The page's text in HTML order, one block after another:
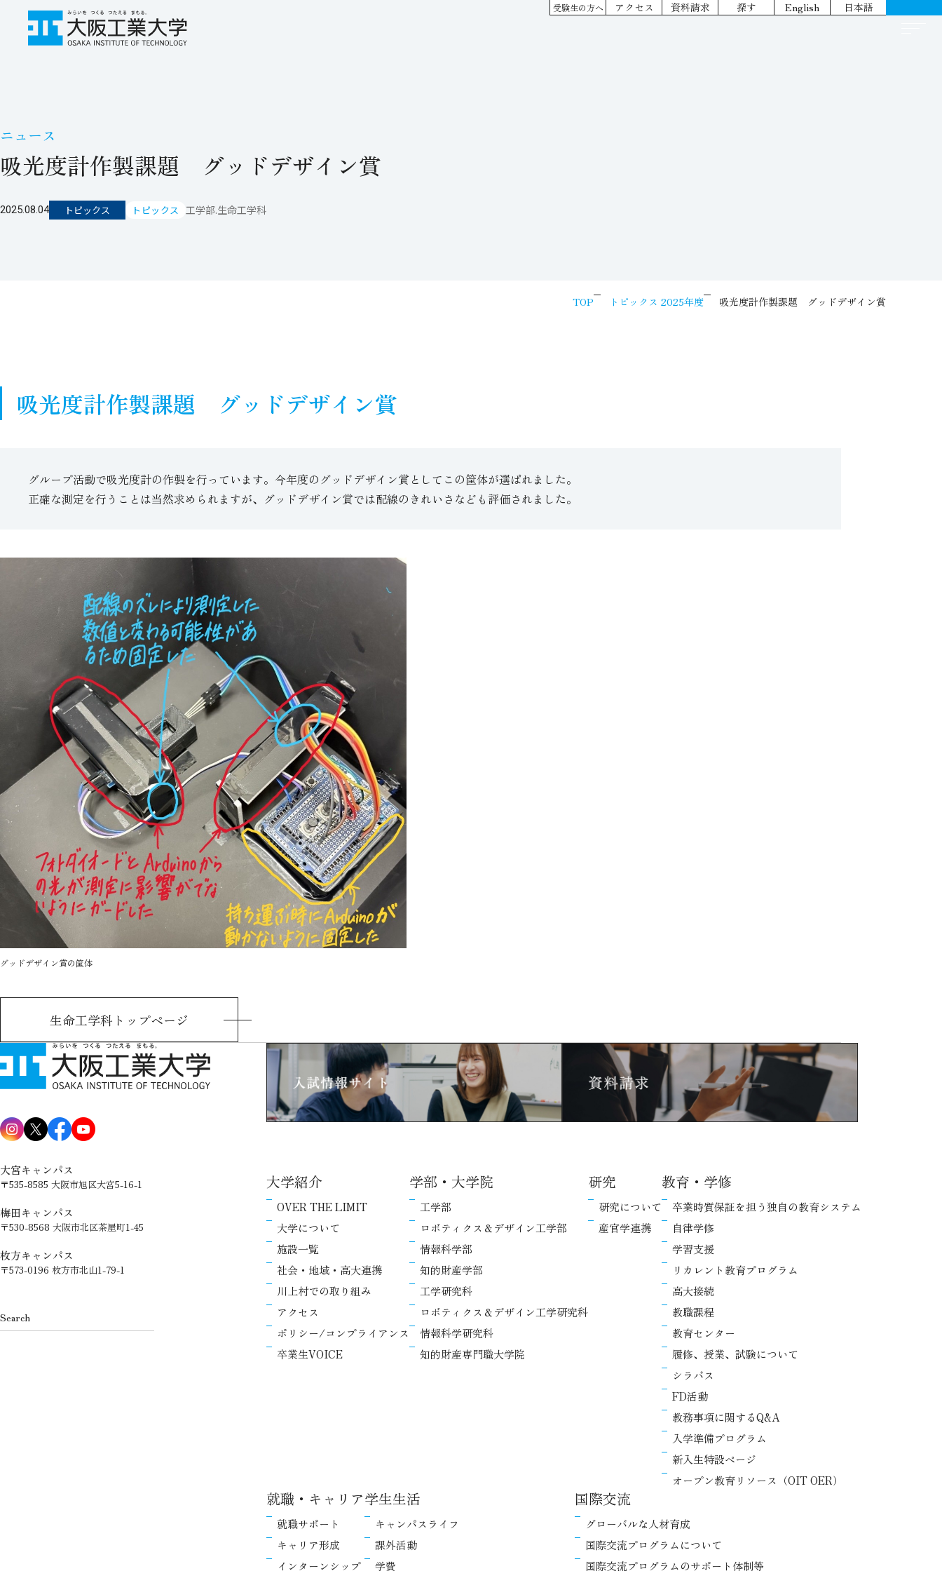
受験生の方へ アクセス 資料請求 探す English 日本語
ニュース
吸光度計作製課題 グッドデザイン賞
2025.08.04 トピックス トピックス 工学部.生命工学科
TOP トピックス 2025年度 吸光度計作製課題 グッドデザイン賞
吸光度計作製課題 グッドデザイン賞
グループ活動で吸光度計の作製を行っています。今年度のグッドデザイン賞としてこの筐体が選ばれました。
正確な測定を行うことは当然求められますが、グッドデザイン賞では配線のきれいさなども評価されました。
グッドデザイン賞の筐体
生命工学科トップページ
大宮キャンパス
〒535-8585 大阪市旭区大宮5-16-1
梅田キャンパス
〒530-8568 大阪市北区茶屋町1-45
枚方キャンパス
〒573-0196 枚方市北山1-79-1
大学紹介
OVER THE LIMIT
大学について
施設一覧
社会・地域・高大連携
川上村での取り組み
アクセス
ポリシー/コンプライアンス
卒業生VOICE
学部・大学院
工学部
ロボティクス＆デザイン工学部
情報科学部
知的財産学部
工学研究科
ロボティクス＆デザイン工学研究科
情報科学研究科
知的財産専門職大学院
研究
研究について
産官学連携
教育・学修
卒業時質保証を担う独自の教育システム
自律学修
学習支援
リカレント教育プログラム
高大接続
教職課程
教育センター
履修、授業、試験について
シラバス
FD活動
教務事項に関するQ&A
入学準備プログラム
新入生特設ページ
オープン教育リソース（OIT OER）
就職・キャリア
就職サポート
キャリア形成
インターンシップ
学生生活
キャンパスライフ
課外活動
学費
国際交流
グローバルな人材育成
国際交流プログラムについて
国際交流プログラムのサポート体制等